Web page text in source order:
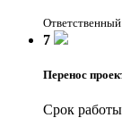
7
Перенос
Срок